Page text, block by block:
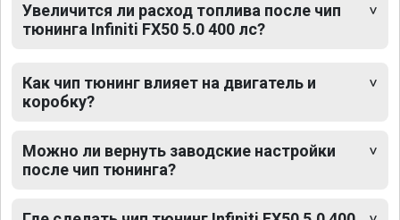
Увеличится ли расход топлива после чип
тюнинга Infiniti FX50 5.0 400 лс?
Как чип тюнинг влияет на двигатель и
коробку?
Можно ли вернуть заводские настройки
после чип тюнинга?